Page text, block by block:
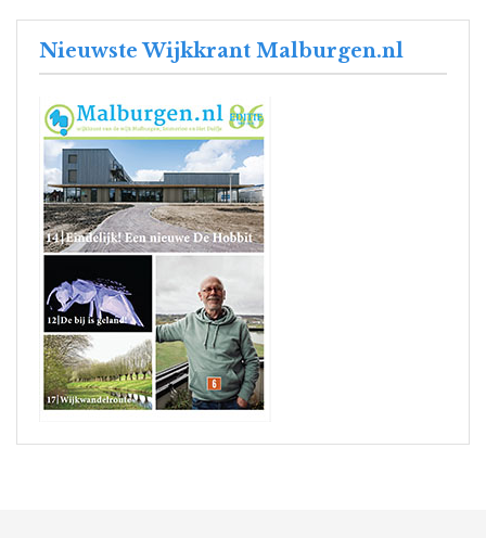
Nieuwste Wijkkrant Malburgen.nl